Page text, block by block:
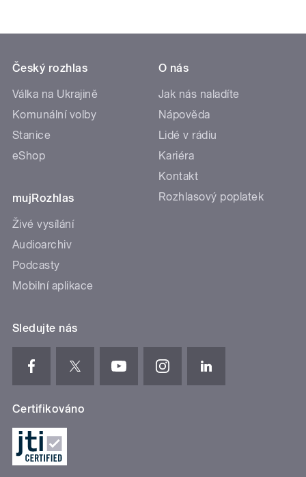
Český rozhlas
Válka na Ukrajině
Komunální volby
Stanice
eShop
mujRozhlas
Živé vysílání
Audioarchiv
Podcasty
Mobilní aplikace
O nás
Jak nás naladíte
Nápověda
Lidé v rádiu
Kariéra
Kontakt
Rozhlasový poplatek
Sledujte nás
Certifikováno